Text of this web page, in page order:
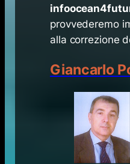
provvederemo
alla correzione
Giancarlo